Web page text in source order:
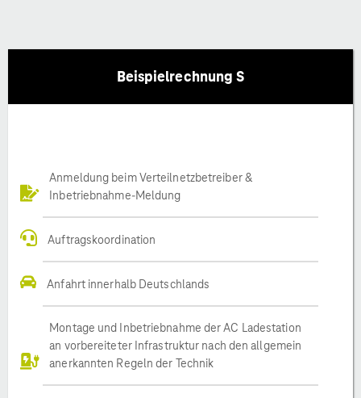
Beispielrechnung S
Anmeldung beim Verteilnetzbetreiber &
Inbetriebnahme-Meldung
Auftragskoordination
Anfahrt innerhalb Deutschlands
Montage und Inbetriebnahme der AC Ladestation
an vorbereiteter Infrastruktur nach den allgemein
anerkannten Regeln der Technik